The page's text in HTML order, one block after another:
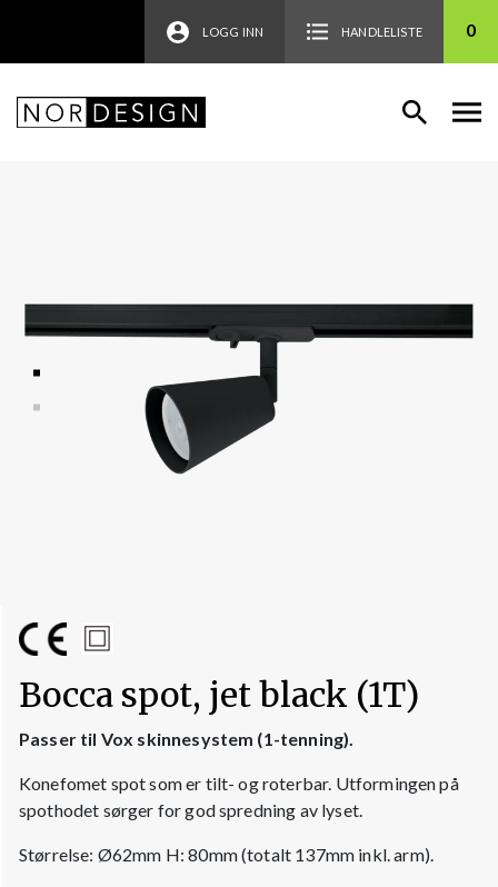
LOGG INN HANDLELISTE 0
Bocca spot, jet black (1T)
Passer til Vox skinnesystem (1-tenning).
Konefomet spot som er tilt- og roterbar. Utformingen på
spothodet sørger for god spredning av lyset.
Størrelse: Ø62mm H: 80mm (totalt 137mm inkl. arm).